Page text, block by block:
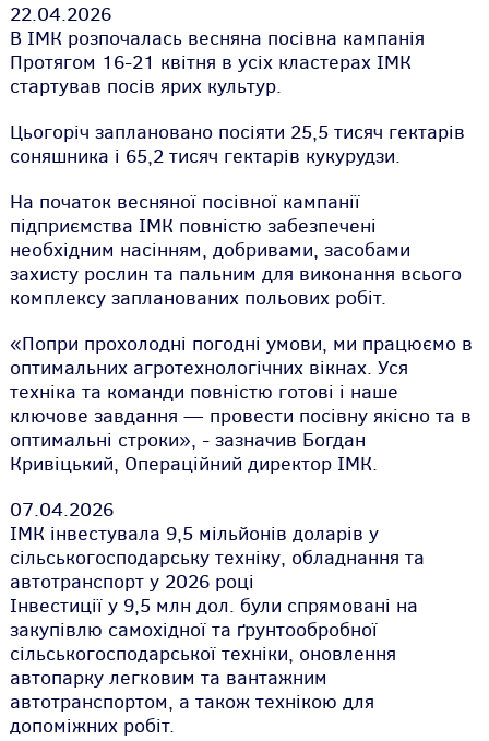
22.04.2026
В ІМК розпочалась весняна посівна кампанія
Протягом 16-21 квітня в усіх кластерах ІМК
стартував посів ярих культур.
Цьогоріч заплановано посіяти 25,5 тисяч гектарів
соняшника і 65,2 тисяч гектарів кукурудзи.
На початок весняної посівної кампанії
підприємства ІМК повністю забезпечені
необхідним насінням, добривами, засобами
захисту рослин та пальним для виконання всього
комплексу запланованих польових робіт.
«Попри прохолодні погодні умови, ми працюємо в
оптимальних агротехнологічних вікнах. Уся
техніка та команди повністю готові і наше
ключове завдання — провести посівну якісно та в
оптимальні строки», - зазначив Богдан
Кривіцький, Операційний директор ІМК.
07.04.2026
ІМК інвестувала 9,5 мільйонів доларів у
сільськогосподарську техніку, обладнання та
автотранспорт у 2026 році
Інвестиції у 9,5 млн дол. були спрямовані на
закупівлю самохідної та ґрунтообробної
сільськогосподарської техніки, оновлення
автопарку легковим та вантажним
автотранспортом, а також технікою для
допоміжних робіт.